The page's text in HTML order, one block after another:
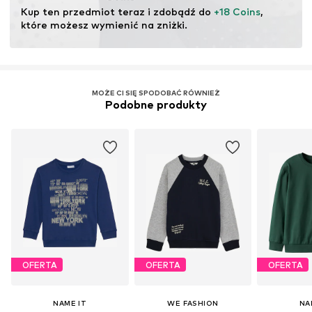
ekosystemów poprzez rolnictwo ekologiczne poprzez
rezygnację z modyfikacji genetycznych oraz ograniczenie
zużycia wody i nawozów chemicznych.
Kup ten przedmiot teraz i zdobądź do +18 Coins,
które możesz wymienić na zniżki.
MOŻE CI SIĘ SPODOBAĆ RÓWNIEŻ
Podobne produkty
OFERTA
NAME IT
OFERTA
WE FASHION
OFERTA